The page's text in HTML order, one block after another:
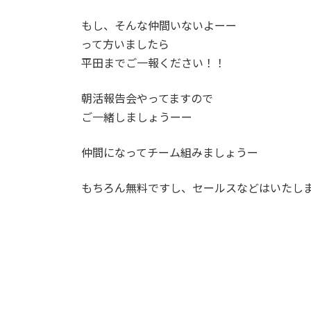
もし、そんな仲間いないよーー
って方いましたら
平田までご一報ください！！
朝活報告会やってますので
ご一緒しましょうーー
仲間になってチーム組みましょうー
もちろん無料ですし、セールスなどはいたし